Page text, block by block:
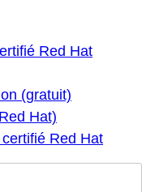
Red Hat
(gratuit)
Hat)
Red Hat